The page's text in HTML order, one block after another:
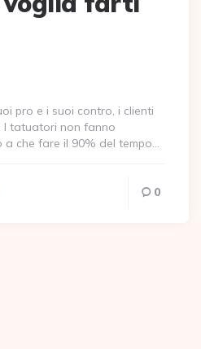
pro e i suoi contro, i clienti
I tatuatori non fanno
a che fare il 90% del tempo…
0